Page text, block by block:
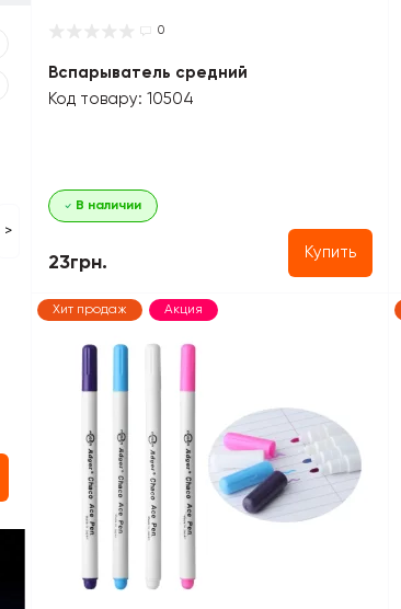
>
0
Вспарыватель средний
Код товару: 10504
В наличии
23грн.
Купить
Хит продаж Акция